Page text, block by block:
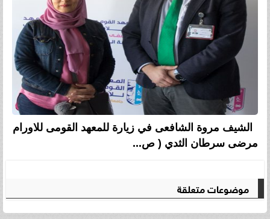
الشيف مروة الشافعى في زيارة للمعهد القومى للاورام
مرضى سرطان الثدي ( ص...
موضوعات متعلقة